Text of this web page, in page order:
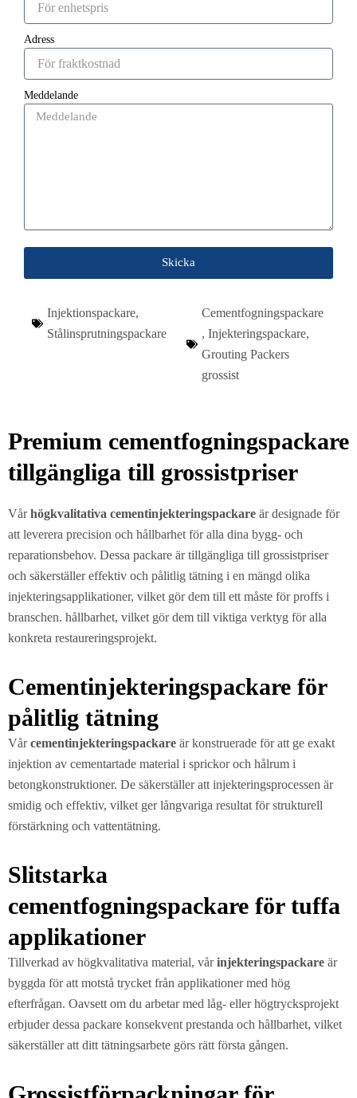
Adress
Meddelande
Skicka
Injektionspackare,
Stålinsprutningspackare
Cementfogningspackare
, Injekteringspackare,
Grouting Packers
grossist
Premium cementfogningspackare
tillgängliga till grossistpriser
Vårhögkvalitativa cementinjekteringspackare är designade för
att leverera precision och hållbarhet för alla dina bygg- och
reparationsbehov. Dessa packare är tillgängliga till grossistpriser
och säkerställer effektiv och pålitlig tätning i en mängd olika
injekteringsapplikationer, vilket gör dem till ett måste för proffs i
branschen. hållbarhet, vilket gör dem till viktiga verktyg för alla
konkreta restaureringsprojekt.
Cementinjekteringspackare för
pålitlig tätning
Vårcementinjekteringspackare är konstruerade för att ge exakt
injektion av cementartade material i sprickor och hålrum i
betongkonstruktioner. De säkerställer att injekteringsprocessen är
smidig och effektiv, vilket ger långvariga resultat för strukturell
förstärkning och vattentätning.
Slitstarka
cementfogningspackare för tuffa
applikationer
Tillverkad av högkvalitativa material, vårinjekteringspackare är
byggda för att motstå trycket från applikationer med hög
efterfrågan. Oavsett om du arbetar med låg- eller högtrycksprojekt
erbjuder dessa packare konsekvent prestanda och hållbarhet, vilket
säkerställer att ditt tätningsarbete görs rätt första gången.